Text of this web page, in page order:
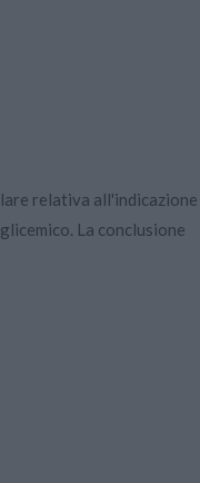
relativa all'indicazione
La conclusione